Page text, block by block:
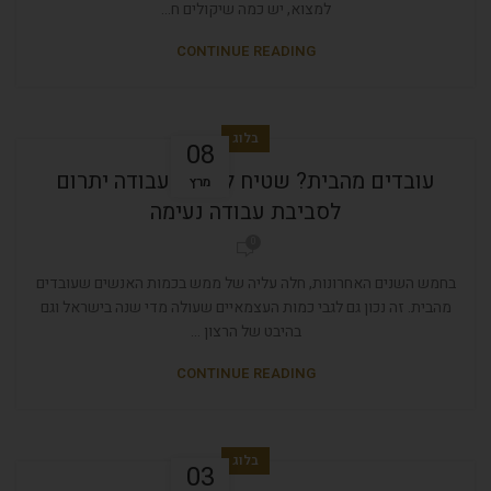
למצוא, יש כמה שיקולים ח...
CONTINUE READING
08
מרץ
בלוג
עובדים מהבית? שטיח לחדר העבודה יתרום
לסביבת עבודה נעימה
בחמש השנים האחרונות, חלה עליה של ממש בכמות האנשים שעובדים
מהבית. זה נכון גם לגבי כמות העצמאיים שעולה מדי שנה בישראל וגם
בהיבט של הרצון ...
CONTINUE READING
03 בלוג